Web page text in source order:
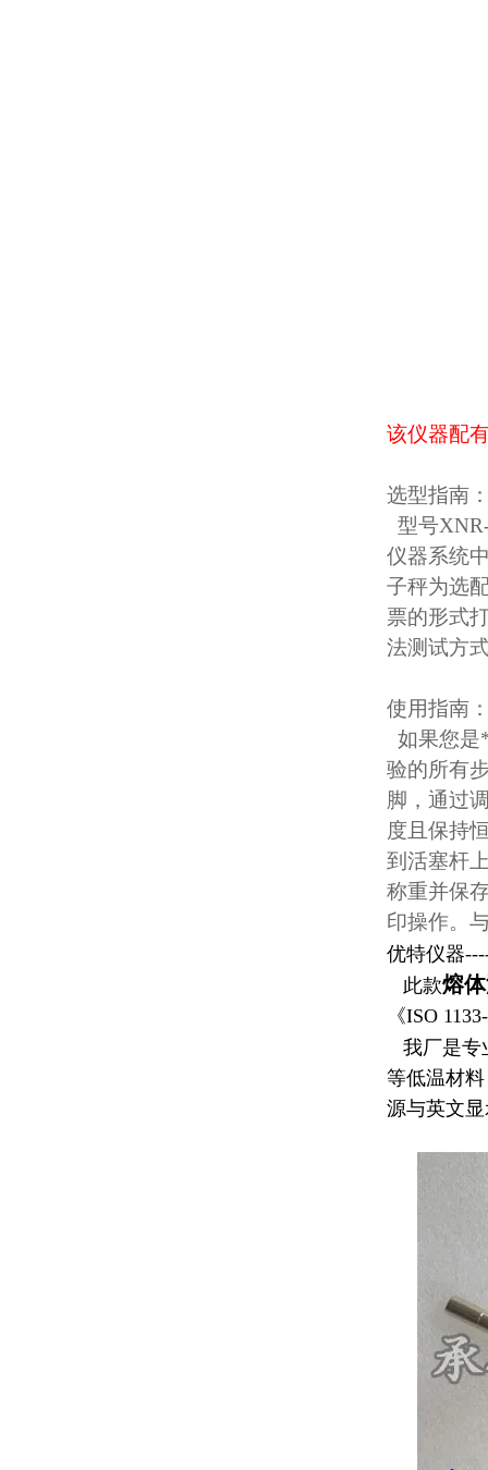
该仪器配
选型指南
型号
仪器系统
子秤为选
票的形式
法测试方
使用指南
如果您是
验的所有
脚，通过
度且保持
到活塞杆
称重并保
印操作。
优特仪器
此款熔
《ISO
我厂是专
等低温材
源与英文